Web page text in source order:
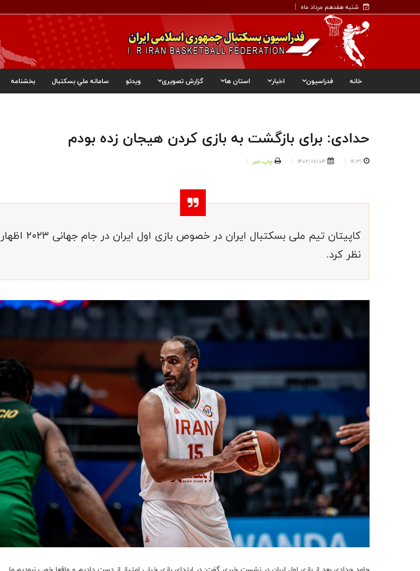
شنبه هفدهم مرداد ماه
خانه فدراسیون اخبار استان ها گزارش تصویری ویدئو سامانه ملي بسکتبال بخشنامه
حدادی: برای بازگشت به بازی کردن هیجان زده بودم
16:31
1402/06/04 چاپ خبر
کاپیتان تیم ملی بسکتبال ایران در خصوص بازی اول ایران در جام جهانی ۲۰۲۳ اظهار
نظر کرد.